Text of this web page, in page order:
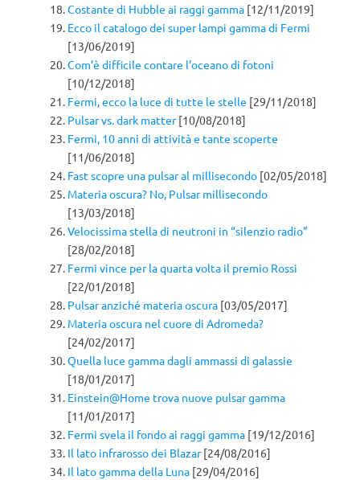
Costante di Hubble ai raggi gamma [12/11/2019]
Ecco il catalogo dei super lampi gamma di Fermi
[13/06/2019]
Com’è difficile contare l’oceano di fotoni
[10/12/2018]
Fermi, ecco la luce di tutte le stelle [29/11/2018]
Pulsar vs. dark matter[10/08/2018]
Fermi, 10 anni di attività e tante scoperte
[11/06/2018]
Fast scopre una pulsar al millisecondo [02/05/2018]
Materia oscura? No, Pulsar millisecondo
[13/03/2018]
Velocissima stella di neutroni in “silenzio radio”
[28/02/2018]
Fermi vince per la quarta volta il premio Rossi
[22/01/2018]
Pulsar anziché materia oscura [03/05/2017]
Materia oscura nel cuore di Adromeda?
[24/02/2017]
Quella luce gamma dagli ammassi di galassie
[18/01/2017]
Einstein@Home trova nuove pulsar gamma
[11/01/2017]
Fermi svela il fondo ai raggi gamma [19/12/2016]
Il lato infrarosso dei Blazar[24/08/2016]
Il lato gamma della Luna [29/04/2016]